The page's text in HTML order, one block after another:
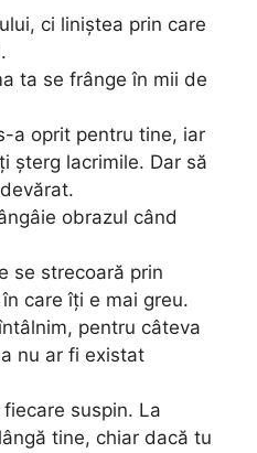
ci liniștea prin care
ta se frânge în mii de
a oprit pentru tine, iar
șterg lacrimile. Dar să
obrazul când
se strecoară prin
care îți e mai greu.
pentru câteva
nu ar fi existat
suspin. La
tine, chiar dacă tu